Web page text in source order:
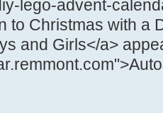
lego-advent-
to Christmas with a
and Girls</a>